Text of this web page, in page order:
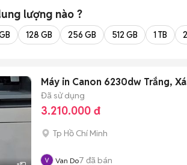
lượng nào ?
128 GB 256 GB 512 GB 1 TB
Máy in Canon 6230dw Trắng,
Đã sử dụng
3.210.000 đ
Tp Hồ Chí Minh
Van Do7 đã bán